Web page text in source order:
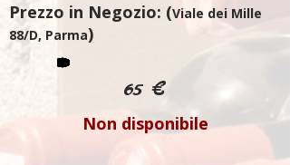
Prezzo in Negozio: (Viale dei Mille
88/D, Parma)
65 €
Non disponibile